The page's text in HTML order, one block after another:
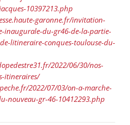
10397213.php
garonne.fr/invitation-
inaugurale-du-gr46-de-la-partie-
litineraire-conques-toulouse-du-
2022/06/30/nos-
itineraires/
2022/07/03/on-a-marche-
nouveau-gr-46-10412293.php